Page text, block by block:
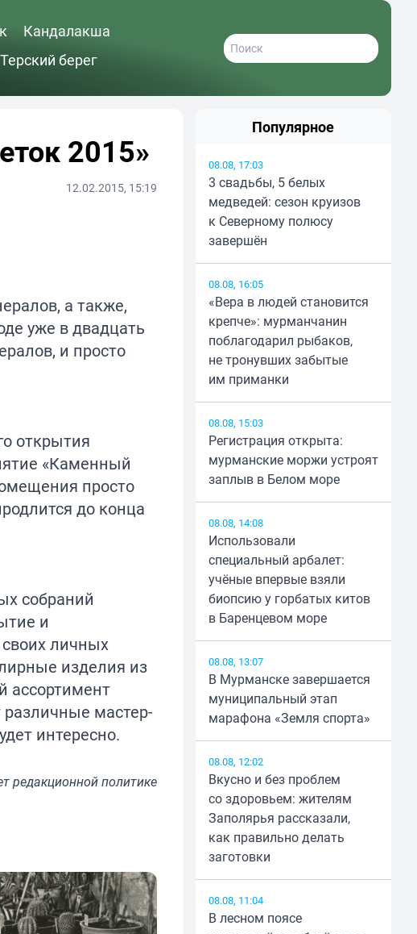
Кандалакша
Терский берег
2015»
12.02.2015, 15:19
а также,
уже в двадцать
и просто
открытия
«Каменный
просто
до конца
собраний
и
личных
изделия из
ассортимент
мастер-
интересно.
редакционной политике
Популярное
08.08, 17:03
3 свадьбы, 5 белых
медведей: сезон круизов
к Северному полюсу
завершён
08.08, 16:05
«Вера в людей становится
крепче»: мурманчанин
поблагодарил рыбаков,
не тронувших забытые
им приманки
08.08, 15:03
Регистрация открыта:
мурманские моржи устроят
заплыв в Белом море
08.08, 14:08
Использовали
специальный арбалет:
учёные впервые взяли
биопсию у горбатых китов
в Баренцевом море
08.08, 13:07
В Мурманске завершается
муниципальный этап
марафона «Земля спорта»
08.08, 12:02
Вкусно и без проблем
со здоровьем: жителям
Заполярья рассказали,
как правильно делать
заготовки
08.08, 11:04
В лесном поясе